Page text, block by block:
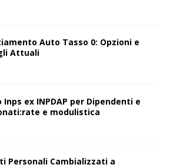
Auto Tasso 0: Opzioni e
Attuali
Inps ex INPDAP per Dipendenti e
e modulistica
Personali Cambializzati a